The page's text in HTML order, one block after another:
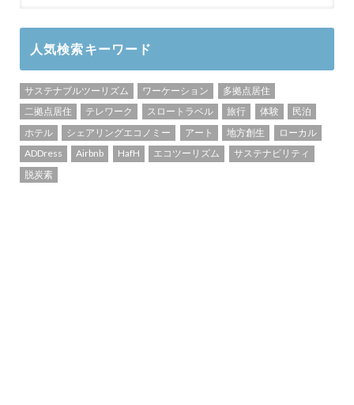
人気検索キーワード
サステナブルツーリズム ワーケーション
多拠点居住
二拠点居住
テレワーク スロートラベル 旅行 体験
民泊
ホテル
シェアリングエコノミー アート 地方創生
ローカル
ADDress
Airbnb HafH エコツーリズム
サステナビリティ
脱炭素